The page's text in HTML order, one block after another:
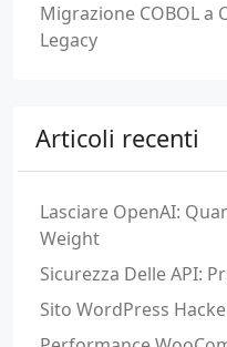
Migrazione COBOL a
Legacy
Articoli recenti
Lasciare OpenAI:
Weight
Sicurezza Delle API:
Sito WordPress